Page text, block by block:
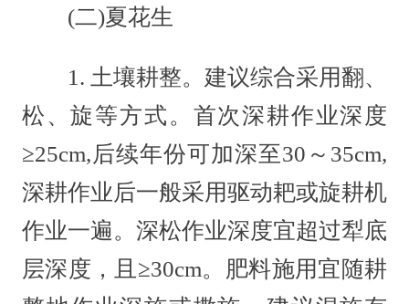
(二)夏花生
1. 土壤耕整。建议综合采用翻、
松、旋等方式。首次深耕作业深度
≥25cm,后续年份可加深至30～35cm,
深耕作业后一般采用驱动耙或旋耕机
作业一遍。深松作业深度宜超过犁底
层深度，且≥30cm。肥料施用宜随耕